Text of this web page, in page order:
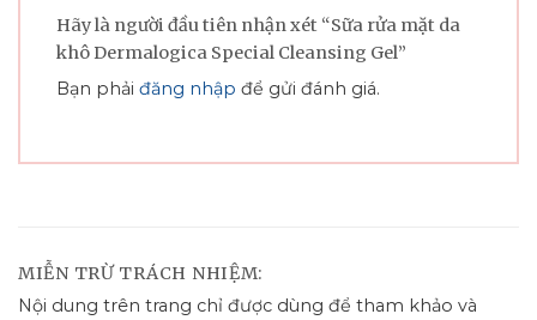
Hãy là người đầu tiên nhận xét “Sữa rửa mặt da
khô Dermalogica Special Cleansing Gel”
Bạn phải đăng nhập để gửi đánh giá.
MIỄN TRỪ TRÁCH NHIỆM:
Nội dung trên trang chỉ được dùng để tham khảo và